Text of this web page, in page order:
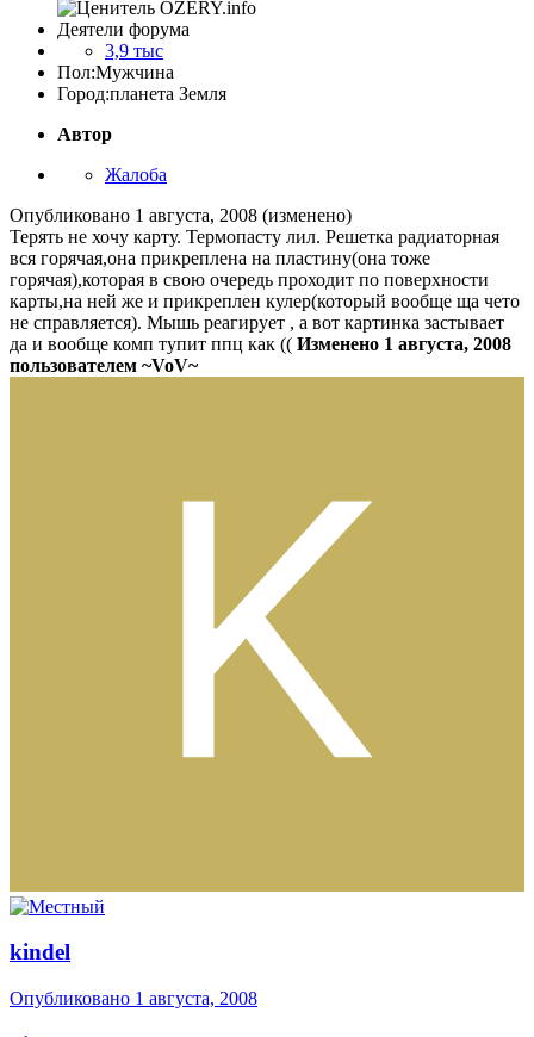
Деятели форума
3,9 тыс
Пол:Мужчина
Город:планета Земля
Автор
Жалоба
Опубликовано 1 августа, 2008 (изменено)
Терять не хочу карту. Термопасту лил. Решетка радиаторная
вся горячая,она прикреплена на пластину(она тоже
горячая),которая в свою очередь проходит по поверхности
карты,на ней же и прикреплен кулер(который вообще ща чето
не справляется). Мышь реагирует , а вот картинка застывает
да и вообще комп тупит ппц как (( Изменено 1 августа, 2008
пользователем ~VoV~
kindel
Опубликовано 1 августа, 2008